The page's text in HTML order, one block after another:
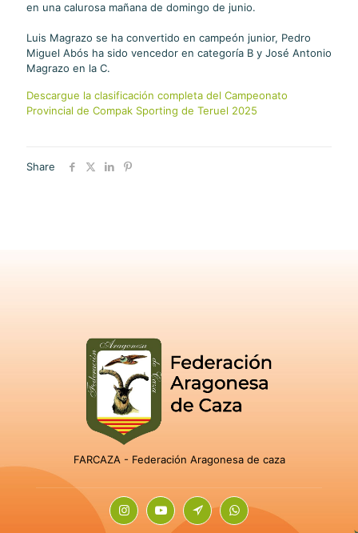
en una calurosa mañana de domingo de junio.
Luis Magrazo se ha convertido en campeón junior, Pedro
Miguel Abós ha sido vencedor en categoría B y José Antonio
Magrazo en la C.
Descargue la clasificación completa del Campeonato
Provincial de Compak Sporting de Teruel 2025
Share
FARCAZA - Federación Aragonesa de caza